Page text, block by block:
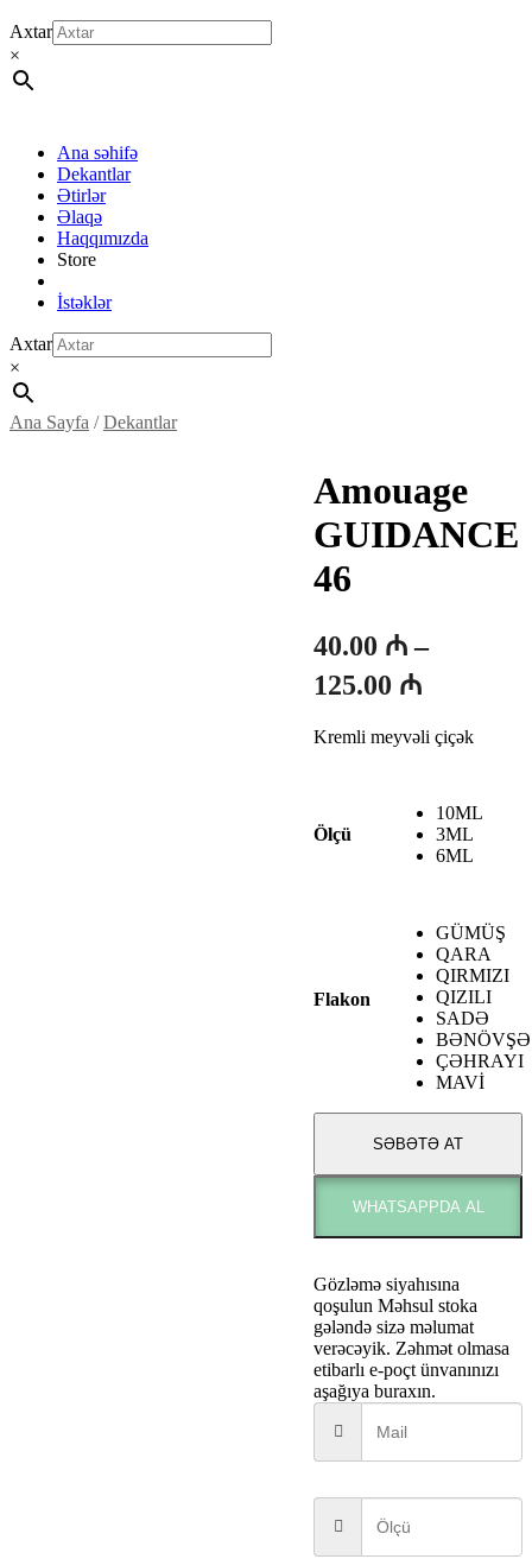
Axtar
×
Ana səhifə
Dekantlar
Ətirlər
Əlaqə
Haqqımızda
Store
İstəklər
Axtar
×
Ana Sayfa /Dekantlar
Amouage
GUIDANCE
46
40.00 ₼ –
125.00 ₼Fiyat
40.00 ₼
125.00 ₼
Kremli meyvəli çiçək
Ölçü
10ML
3ML
6ML
Flakon
GÜMÜŞ
QARA
QIRMIZI
QIZILI
SADƏ
BƏNÖVŞƏ
ÇƏHRAYI
MAVİ
SƏBƏTƏ AT
WHATSAPPDA AL
Gözləmə siyahısına
qoşulun Məhsul stoka
gələndə sizə məlumat
verəcəyik. Zəhmət olmasa
etibarlı e-poçt ünvanınızı
aşağıya buraxın.